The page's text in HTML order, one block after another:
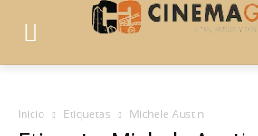
Inicio Etiquetas Michele Austin